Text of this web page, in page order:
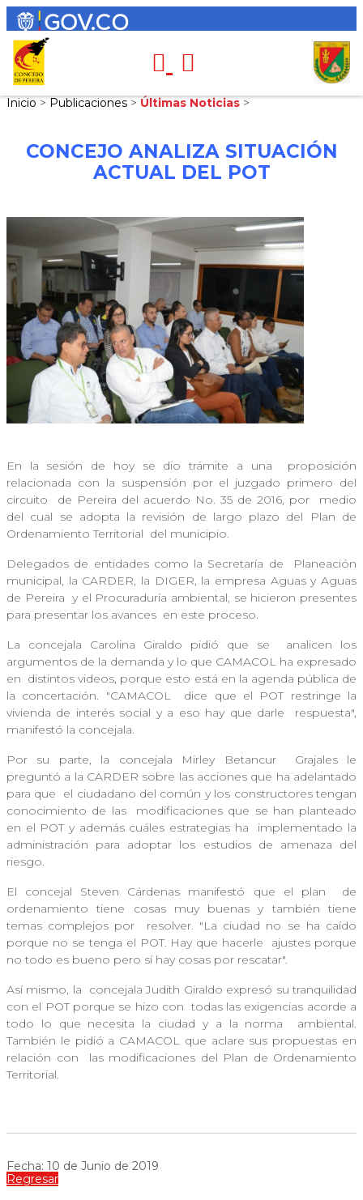
Inicio > Publicaciones > Últimas Noticias >
CONCEJO ANALIZA SITUACIÓN
ACTUAL DEL POT
En la sesión de hoy se dio trámite a una
proposición
relacionada con la suspensión por el juzgado primero del
circuito
de Pereira del acuerdo No. 35 de 2016, por
medio
del cual se adopta la revisión de largo plazo del Plan de
Ordenamiento Territorial del municipio.
Delegados de entidades como la Secretaría de
Planeación
municipal, la CARDER, la DIGER, la empresa Aguas y Aguas
de Pereira y el Procuraduría ambiental, se hicieron presentes
para presentar los avances en este proceso.
La concejala Carolina Giraldo pidió que se
analicen los
argumentos de la demanda y lo que CAMACOL ha expresado
en distintos videos, porque esto está en la agenda pública de
la concertación. "CAMACOL
dice que el POT restringe la
vivienda de interés social y a eso hay que darle
respuesta",
manifestó la concejala.
Por su parte, la concejala Mirley Betancur
Grajales le
preguntó a la CARDER sobre las acciones que ha adelantado
para que
el ciudadano del común y los constructores tengan
conocimiento de las
modificaciones que se han planteado
en el POT y además cuáles estrategias ha
implementado la
administración para adoptar los estudios de amenaza del
riesgo.
El concejal Steven Cárdenas manifestó que el plan
de
ordenamiento tiene cosas muy buenas y también tiene
temas complejos por
resolver. "La ciudad no se ha caído
porque no se tenga el POT. Hay que hacerle
ajustes porque
no todo es bueno pero sí hay cosas por rescatar".
Así mismo, la
concejala Judith Giraldo expresó su tranquilidad
con el POT porque se hizo con todas las exigencias acorde a
todo lo que necesita la ciudad y a la norma
ambiental.
También le pidió a CAMACOL que aclare sus propuestas en
relación con
las modificaciones del Plan de Ordenamiento
Territorial.
Fecha: 10 de Junio de 2019
Regresar